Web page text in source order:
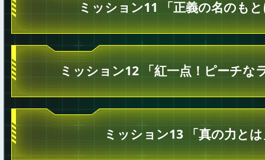
ミッション11 「正義の名のも
ミッション12 「紅一点！ピーチな
ミッション13 「真の力と